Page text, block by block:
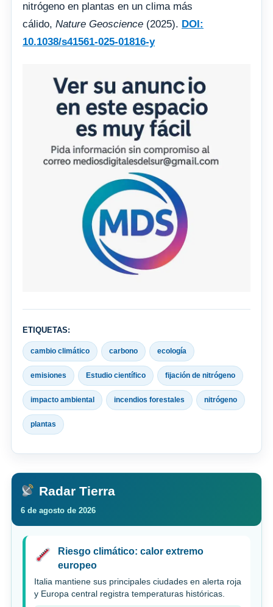
nitrógeno en plantas en un clima más
cálido, Nature Geoscience (2025). DOI:
10.1038/s41561-025-01816-y
ETIQUETAS:
cambio climático carbono ecología
emisiones Estudio científico fijación de nitrógeno
impacto ambiental incendios forestales nitrógeno
plantas
Radar Tierra
6 de agosto de 2026
Riesgo climático: calor extremo
europeo
Italia mantiene sus principales ciudades en alerta roja
y Europa central registra temperaturas históricas.